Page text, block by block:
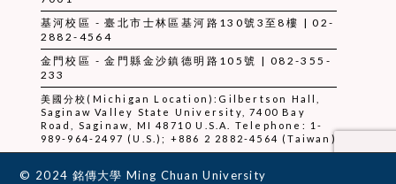
基河校區 - 臺北市士林區基河路130號3至8樓 | 02-
2882-4564
金門校區 - 金門縣金沙鎮德明路105號 | 082-355-
233
美國分校(Michigan Location):Gilbertson Hall,
Saginaw Valley State University, 7400 Bay
Road, Saginaw, MI 48710 U.S.A. Telephone: 1-
989-964-2497 (U.S.); +886 2 2882-4564 (Taiwan)
© 2024 銘傳大學 Ming Chuan University